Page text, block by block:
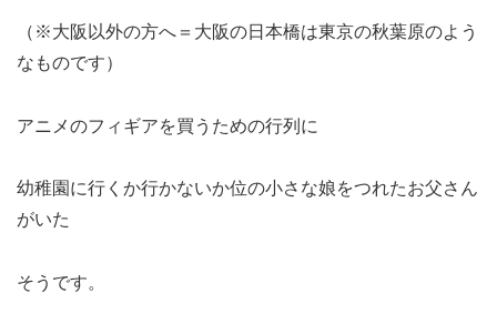
（※大阪以外の方へ＝大阪の日本橋は東京の秋葉原のよう
なものです）
アニメのフィギアを買うための行列に
幼稚園に行くか行かないか位の小さな娘をつれたお父さん
がいた
そうです。